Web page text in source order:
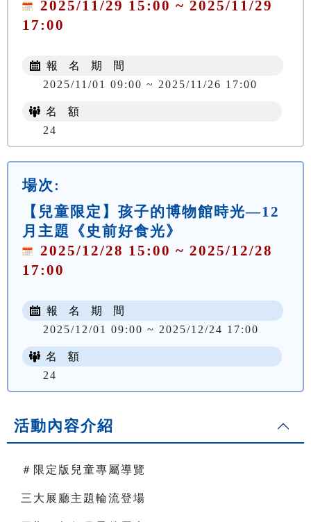
2025/11/29 15:00 ~ 2025/11/29
17:00
報 名 期 間
2025/11/01 09:00 ~ 2025/11/26 17:00
名 額
24
場次:
【兒童限定】孩子的博物館時光—12
月主題《史前好食光》
2025/12/28 15:00 ~ 2025/12/28
17:00
報 名 期 間
2025/12/01 09:00 ~ 2025/12/24 17:00
名 額
24
活動內容介紹
＃限定版兒童專屬導覽
三大展廳主題輪流登場